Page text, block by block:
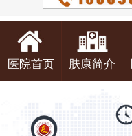
医院首页 肤康简介